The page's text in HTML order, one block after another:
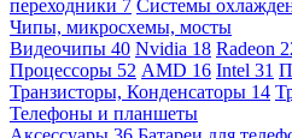
переходники 7 Системы
Чипы, микросхемы, мосты
Видеочипы 40 Nvidia 18 Radeon
Процессоры 52 AMD 16 Intel 31
Транзисторы, Конденсаторы 14
Телефоны и планшеты